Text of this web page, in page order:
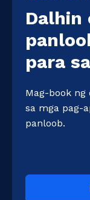
Dalhin
para
Mag-book ng
sa mga pag-
panloob.